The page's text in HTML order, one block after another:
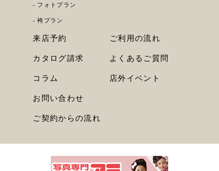
フォトプラン
袴プラン
来店予約
カタログ請求
コラム
お問い合わせ
ご契約からの流れ
ご利用の流れ
よくあるご質問
店外イベント